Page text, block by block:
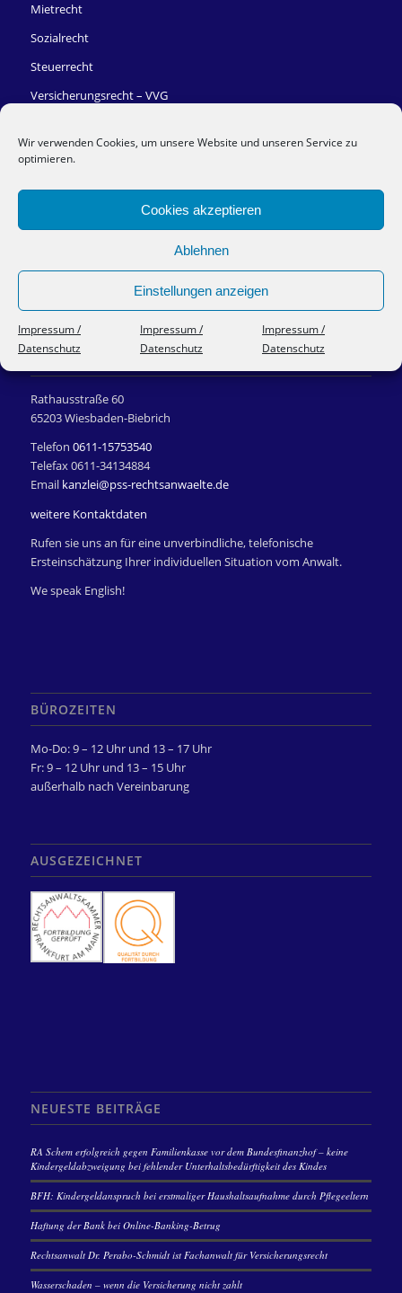
Wir verwenden Cookies, um unsere Website und unseren Service zu
optimieren.
Cookies akzeptieren
Ablehnen
Einstellungen anzeigen
Impressum /
Datenschutz
Impressum /
Datenschutz
Impressum /
Datenschutz
Mietrecht
Sozialrecht
Steuerrecht
Versicherungsrecht – VVG
Rathausstraße 60
65203 Wiesbaden-Biebrich
Telefon 0611-15753540
Telefax 0611-34134884
Email kanzlei@pss-rechtsanwaelte.de
weitere Kontaktdaten
Rufen sie uns an für eine unverbindliche, telefonische
Ersteinschätzung Ihrer individuellen Situation vom Anwalt.
We speak English!
BÜROZEITEN
Mo-Do: 9 – 12 Uhr und 13 – 17 Uhr
Fr: 9 – 12 Uhr und 13 – 15 Uhr
außerhalb nach Vereinbarung
AUSGEZEICHNET
NEUESTE BEITRÄGE
RA Schem erfolgreich gegen Familienkasse vor dem Bundesfinanzhof – keine
Kindergeldabzweigung bei fehlender Unterhaltsbedürftigkeit des Kindes
BFH: Kindergeldanspruch bei erstmaliger Haushaltsaufnahme durch Pflegeeltern
Haftung der Bank bei Online-Banking-Betrug
Rechtsanwalt Dr. Perabo-Schmidt ist Fachanwalt für Versicherungsrecht
Wasserschaden – wenn die Versicherung nicht zahlt